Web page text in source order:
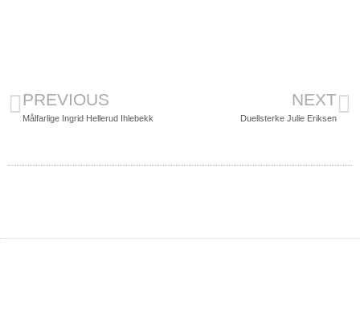
PREVIOUS
Målfarlige Ingrid Hellerud Ihlebekk
NEXT
Duellsterke Julie Eriksen